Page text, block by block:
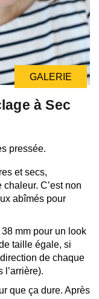
GALERIE
à Sec
pressée.
et secs,
C’est non
abîmés pour
mm pour un look
taille égale, si
de chaque
l’arrière).
que ça dure. Après